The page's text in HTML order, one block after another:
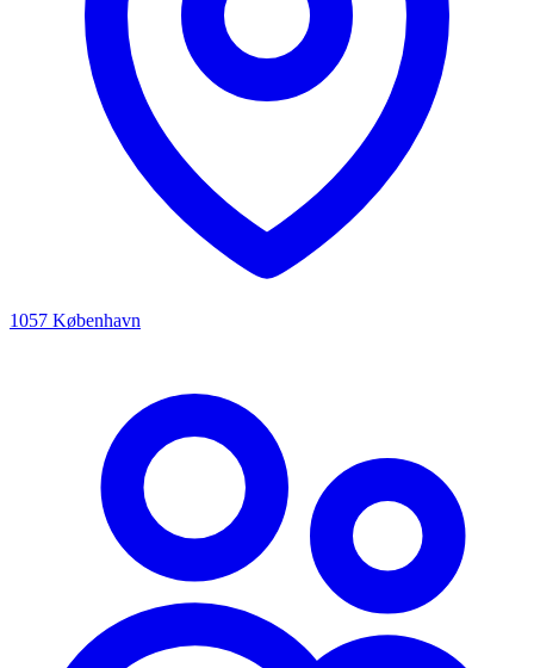
1057 København